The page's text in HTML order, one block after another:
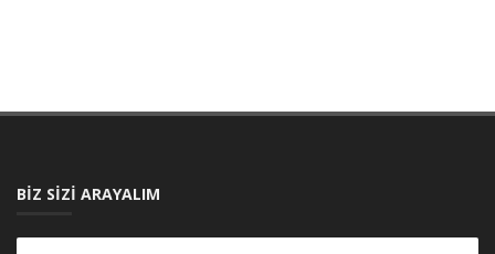
BİZ SİZİ ARAYALIM